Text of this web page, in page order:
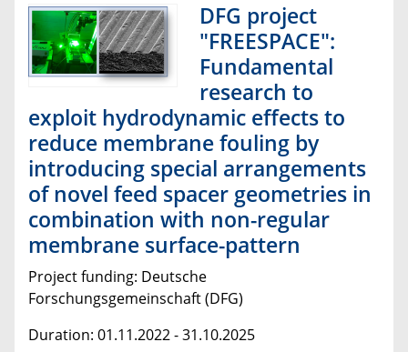
DFG project
"FREESPACE":
Fundamental
research to
exploit hydrodynamic effects to
reduce membrane fouling by
introducing special arrangements
of novel feed spacer geometries in
combination with non-regular
membrane surface-pattern
Project funding: Deutsche
Forschungsgemeinschaft (DFG)
Duration: 01.11.2022 - 31.10.2025